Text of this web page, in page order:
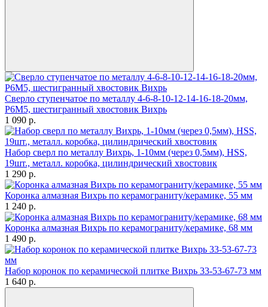
Сверло ступенчатое по металлу 4-6-8-10-12-14-16-18-20мм,
P6M5, шестигранный хвостовик Вихрь
1 090 p.
Набор сверл по металлу Вихрь, 1-10мм (через 0,5мм), HSS,
19шт., металл. коробка, цилиндрический хвостовик
1 290 p.
Коронка алмазная Вихрь по керамограниту/керамике, 55 мм
1 240 p.
Коронка алмазная Вихрь по керамограниту/керамике, 68 мм
1 490 p.
Набор коронок по керамической плитке Вихрь 33-53-67-73 мм
1 640 p.